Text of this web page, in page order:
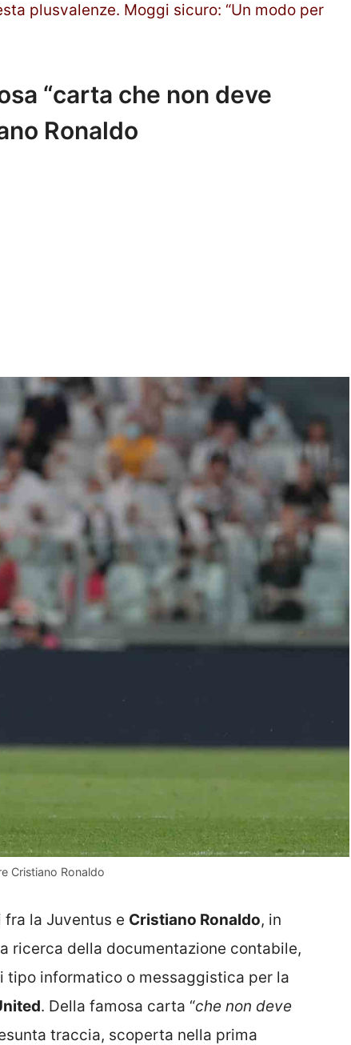
plusvalenze. Moggi sicuro: “Un modo per
“carta che non deve
Ronaldo
Cristiano Ronaldo
la Juventus e Cristiano Ronaldo, in
ricerca della documentazione contabile,
tipo informatico o messaggistica per la
. Della famosa carta “che non deve
traccia, scoperta nella prima